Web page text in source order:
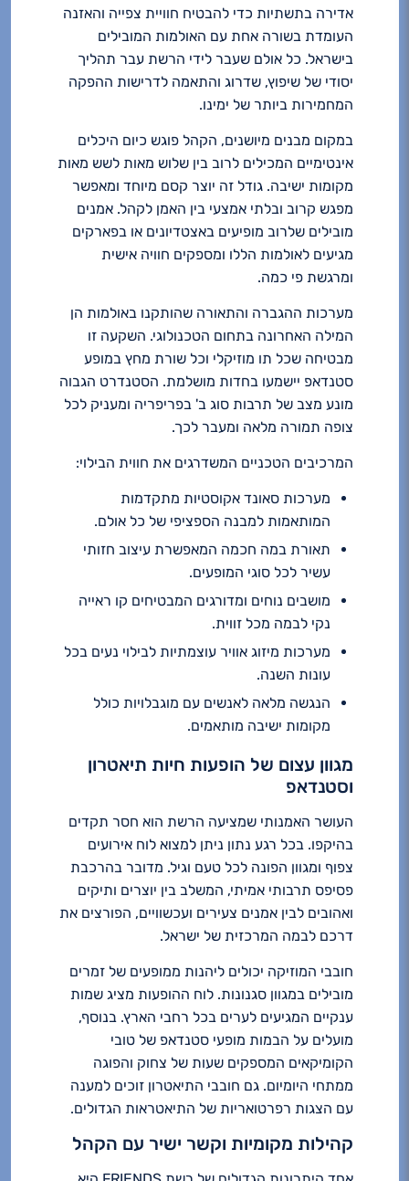
אדירה בתשתיות כדי להבטיח חוויית צפייה והאזנה
העומדת בשורה אחת עם האולמות המובילים
בישראל. כל אולם שעבר לידי הרשת עבר תהליך
יסודי של שיפוץ, שדרוג והתאמה לדרישות ההפקה
המחמירות ביותר של ימינו.
במקום מבנים מיושנים, הקהל פוגש כיום היכלים
אינטימיים המכילים לרוב בין שלוש מאות לשש מאות
מקומות ישיבה. גודל זה יוצר קסם מיוחד ומאפשר
מפגש קרוב ובלתי אמצעי בין האמן לקהל. אמנים
מובילים שלרוב מופיעים באצטדיונים או בפארקים
מגיעים לאולמות הללו ומספקים חוויה אישית
ומרגשת פי כמה.
מערכות ההגברה והתאורה שהותקנו באולמות הן
המילה האחרונה בתחום הטכנולוגי. השקעה זו
מבטיחה שכל תו מוזיקלי וכל שורת מחץ במופע
סטנדאפ יישמעו בחדות מושלמת. הסטנדרט הגבוה
מונע מצב של תרבות סוג ב' בפריפריה ומעניק לכל
צופה תמורה מלאה ומעבר לכך.
המרכיבים הטכניים המשדרגים את חווית הבילוי:
מערכות סאונד אקוסטיות מתקדמות
המותאמות למבנה הספציפי של כל אולם.
תאורת במה חכמה המאפשרת עיצוב חזותי
עשיר לכל סוגי המופעים.
מושבים נוחים ומדורגים המבטיחים קו ראייה
נקי לבמה מכל זווית.
מערכות מיזוג אוויר עוצמתיות לבילוי נעים בכל
עונות השנה.
הנגשה מלאה לאנשים עם מוגבלויות כולל
מקומות ישיבה מותאמים.
מגוון עצום של הופעות חיות תיאטרון
וסטנדאפ
העושר האמנותי שמציעה הרשת הוא חסר תקדים
בהיקפו. בכל רגע נתון ניתן למצוא לוח אירועים
צפוף ומגוון הפונה לכל טעם וגיל. מדובר בהרכבת
פסיפס תרבותי אמיתי, המשלב בין יוצרים ותיקים
ואהובים לבין אמנים צעירים ועכשוויים, הפורצים את
דרכם לבמה המרכזית של ישראל.
חובבי המוזיקה יכולים ליהנות ממופעים של זמרים
מובילים במגוון סגנונות. לוח ההופעות מציג שמות
ענקיים המגיעים לערים בכל רחבי הארץ. בנוסף,
מועלים על הבמות מופעי סטנדאפ של טובי
הקומיקאים המספקים שעות של צחוק והפוגה
ממתחי היומיום. גם חובבי התיאטרון זוכים למענה
עם הצגות רפרטואריות של התיאטראות הגדולים.
קהילות מקומיות וקשר ישיר עם הקהל